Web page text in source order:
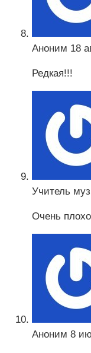
Аноним 18
Редкая!!!
Учитель
Очень
Аноним 8